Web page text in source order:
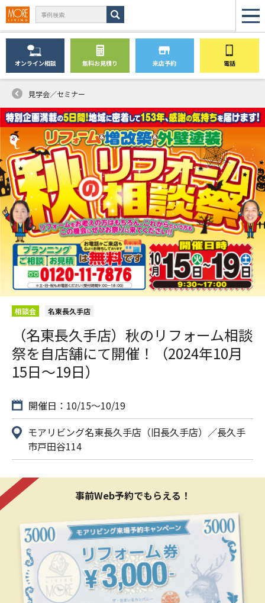
オンライン相談 無料お見積り 来店予約 電話
見学会／セミナー
相談会 名東長久手店
（名東長久手店）秋のリフォーム相談
祭を自店舗にて開催！（2024年10月
15日〜19日）
開催日：10/15〜10/19
モアリビング名東長久手店（旧長久手店）／長久手
市戸田谷114
事前Web予約でもらえる！